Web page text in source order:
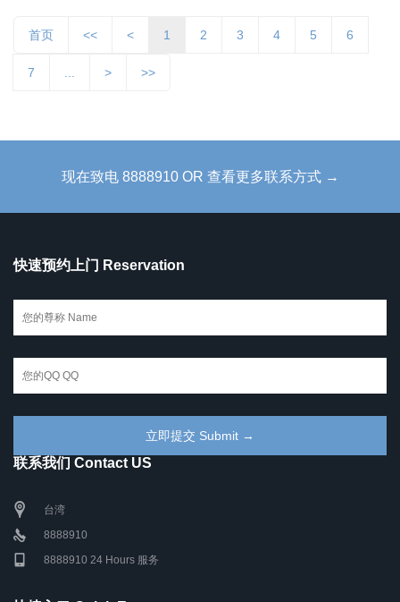
首页 << < 1 2 3 4 5 6
7 > >>
现在致电 8888910 OR 查看更多联系方式 →
快速预约上门 Reservation
联系我们 Contact US
台湾
8888910
8888910 24 Hours 服务